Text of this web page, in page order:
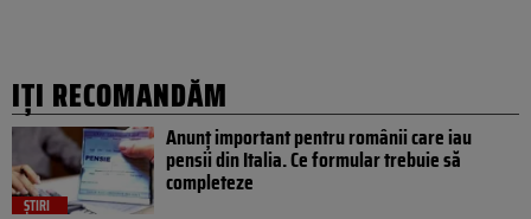
IȚI RECOMANDĂM
ȘTIRI
Anunț important pentru românii care iau
pensii din Italia. Ce formular trebuie să
completeze